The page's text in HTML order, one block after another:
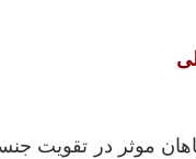
موثر در تقویت